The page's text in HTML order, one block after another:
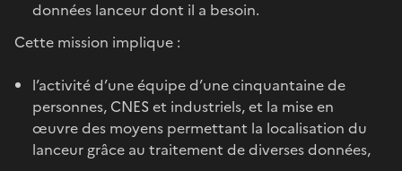
données lanceur dont il a besoin.
Cette mission implique :
l’activité d’une équipe d’une cinquantaine de
personnes, CNES et industriels, et la mise en
œuvre des moyens permettant la localisation du
lanceur grâce au traitement de diverses données,